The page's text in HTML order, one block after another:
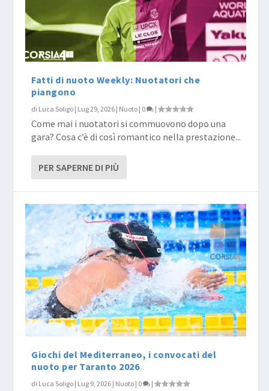
Fatti di nuoto Weekly: Nuotatori che
piangono
di Luca Soligo | Lug 29, 2026 | Nuoto | 0 |
Come mai i nuotatori si commuovono dopo una
gara? Cosa c’è di così romantico nella prestazione...
PER SAPERNE DI PIÙ
Giochi del Mediterraneo, i convocati del
nuoto per Taranto 2026
di Luca Soligo | Lug 9, 2026 | Nuoto | 0 |